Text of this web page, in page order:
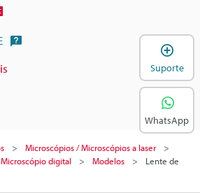
Microscópios / Microscópios a laser
Microscópio digital Modelos
Lente de
Suporte
WhatsApp